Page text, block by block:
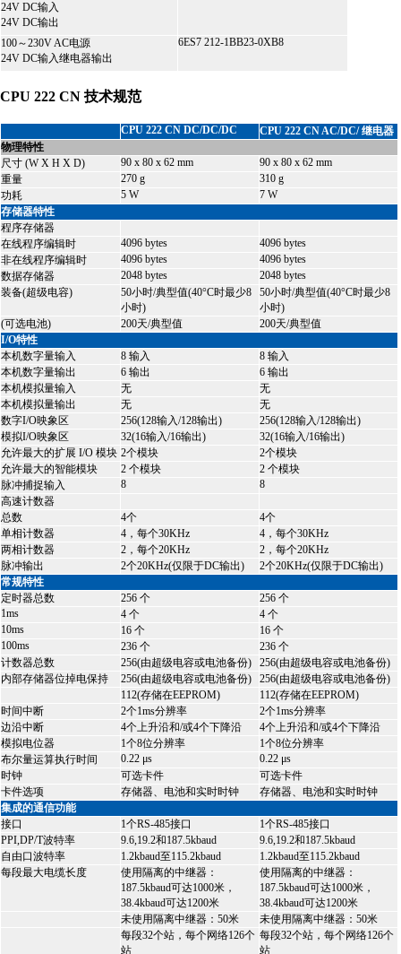
24V DC输入
24V DC输出
100～230V AC电源
24V DC输入继电器输出
6ES7 212-1BB23-0XB8
CPU 222 CN 技术规范
CPU 222 CN DC/DC/DC
CPU 222 CN AC/DC/ 继电器
物理特性
尺寸 (W X H X D)
90 x 80 x 62 mm
90 x 80 x 62 mm
重量
270 g
310 g
功耗
5 W
7 W
存储器特性
程序存储器
在线程序编辑时
4096 bytes
4096 bytes
非在线程序编辑时
4096 bytes
4096 bytes
数据存储器
2048 bytes
2048 bytes
装备(超级电容)
50小时/典型值(40°C时最少8
小时)
50小时/典型值(40°C时最少8
小时)
(可选电池)
200天/典型值
200天/典型值
I/O特性
本机数字量输入
8 输入
8 输入
本机数字量输出
6 输出
6 输出
本机模拟量输入
无
无
本机模拟量输出
无
无
数字I/O映象区
256(128输入/128输出)
256(128输入/128输出)
模拟I/O映象区
32(16输入/16输出)
32(16输入/16输出)
允许最大的扩展 I/O 模块 2个模块
2个模块
允许最大的智能模块
2 个模块
2 个模块
脉冲捕捉输入
8
8
高速计数器
总数
4个
4个
单相计数器
4，每个30KHz
4，每个30KHz
两相计数器
2，每个20KHz
2，每个20KHz
脉冲输出
2个20KHz(仅限于DC输出)
2个20KHz(仅限于DC输出)
常规特性
定时器总数
256 个
256 个
1ms
4 个
4 个
10ms
16 个
16 个
100ms
236 个
236 个
计数器总数
256(由超级电容或电池备份)
256(由超级电容或电池备份)
内部存储器位掉电保持
256(由超级电容或电池备份)
256(由超级电容或电池备份)
112(存储在EEPROM)
112(存储在EEPROM)
时间中断
2个1ms分辨率
2个1ms分辨率
边沿中断
4个上升沿和/或4个下降沿
4个上升沿和/或4个下降沿
模拟电位器
1个8位分辨率
1个8位分辨率
布尔量运算执行时间
0.22 μs
0.22 μs
时钟
可选卡件
可选卡件
卡件选项
存储器、电池和实时时钟
存储器、电池和实时时钟
集成的通信功能
接口
1个RS-485接口
1个RS-485接口
PPI,DP/T波特率
9.6,19.2和187.5kbaud
9.6,19.2和187.5kbaud
自由口波特率
1.2kbaud至115.2kbaud
1.2kbaud至115.2kbaud
每段最大电缆长度
使用隔离的中继器：
187.5kbaud可达1000米，
38.4kbaud可达1200米
使用隔离的中继器：
187.5kbaud可达1000米，
38.4kbaud可达1200米
未使用隔离中继器：50米
未使用隔离中继器：50米
每段32个站，每个网络126个
站
每段32个站，每个网络126个
站